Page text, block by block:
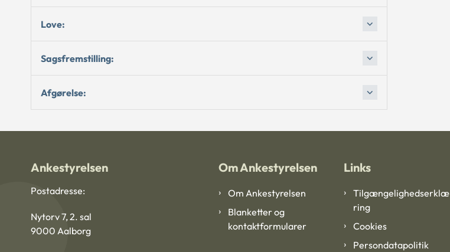
Love:
Sagsfremstilling:
Afgørelse:
Ankestyrelsen
Postadresse:
Nytorv 7, 2. sal
9000 Aalborg
Om Ankestyrelsen
Om Ankestyrelsen
Blanketter og
kontaktformularer
Links
Tilgængelighedserklæ
ring
Cookies
Persondatapolitik